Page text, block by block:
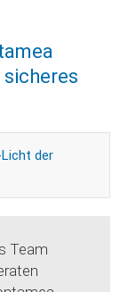
sicheres
der
Team